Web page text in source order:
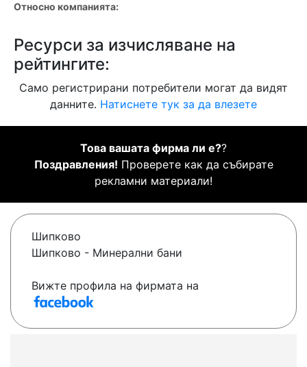
Относно компанията:
Ресурси за изчисляване на
рейтингите:
Само регистрирани потребители могат да видят
данните. Натиснете тук за да влезете
Това вашата фирма ли е??
Поздравления! Проверете как да събирате
рекламни материали!
Шипково
Шипково - Минерални бани
Вижте профила на фирмата на